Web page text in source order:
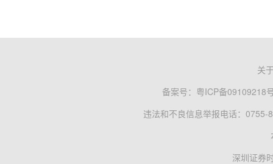
关
备案号： 粤ICP备09109218
违法和不良信息举报电话：0755-
深圳证券